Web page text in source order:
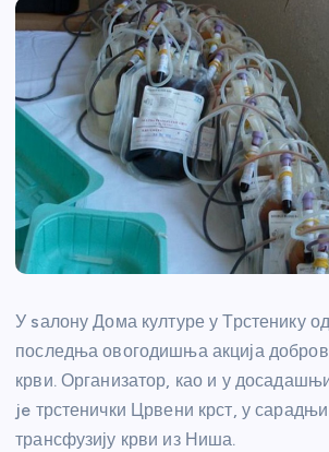
У sалону Дома културе у Трстенику
последња овогодишња акција
крви. Организатор, као и у
je трстенички Црвени крст, у
трансфузију крви из Ниша.